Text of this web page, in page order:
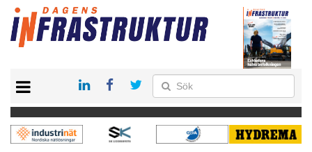
KONTAKT
VÅRA ANDRA MAGASIN